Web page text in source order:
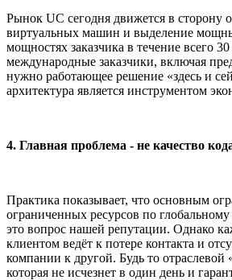
Рынок UC сегодня движется в сторону
виртуальных машин и выделение
мощностях заказчика в течение всего
международные заказчики, включая
нужно работающее решение «здесь и
архитектура является инструментом
4. Главная проблема - не качество
Практика показывает, что основным
ограниченных ресурсов по
это вопрос нашей репутации. Однако
клиентом ведёт к потере контакта и
компании к другой. Будь то отраслевой
которая не исчезнет в один день и